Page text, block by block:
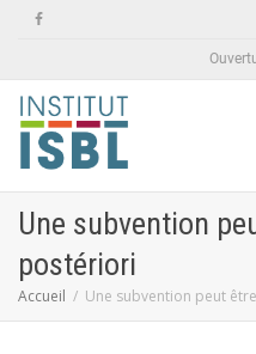
Une subvention
postériori
Accueil Une subvention peut